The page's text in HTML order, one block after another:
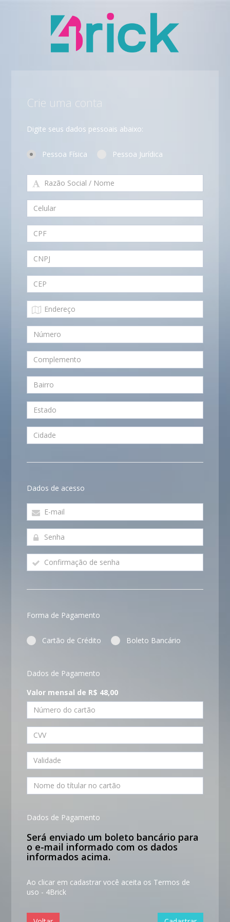
Crie uma conta
Digite seus dados pessoais abaixo:
Pessoa Física Pessoa Jurídica
Dados de acesso
Forma de Pagamento
Cartão de Crédito Boleto Bancário
Dados de Pagamento
Valor mensal de R$ 48,00
Dados de Pagamento
Será enviado um boleto bancário para
o e-mail informado com os dados
informados acima.
Ao clicar em cadastrar você aceita os Termos de
uso - 4Brick